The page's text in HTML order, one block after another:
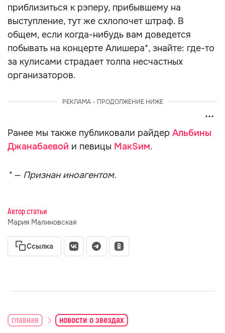
приблизиться к рэперу, прибывшему на
выступление, тут же схлопочет штраф. В
общем, если когда-нибудь вам доведется
побывать на концерте Алишера*, знайте: где-то
за кулисами страдает толпа несчастных
организаторов.
РЕКЛАМА - ПРОДОЛЖЕНИЕ НИЖЕ
Ранее мы также публиковали райдер Альбины
Джанабаевой и певицы МакSим.
* — Признан иноагентом.
Автор статьи
Мария Малиновская
Ссылка
главная новости о звездах